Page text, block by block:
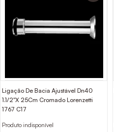
Ligação De Bacia Ajustável Dn40
1.1/2"X 25Cm Cromado Lorenzetti
1767 C17
Produto indisponível